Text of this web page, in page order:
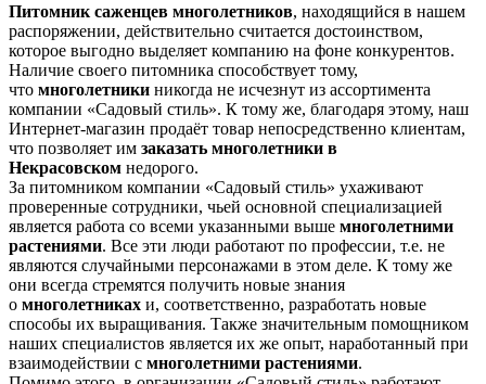
Питомник саженцев многолетников, находящийся в нашем
распоряжении, действительно считается достоинством,
которое выгодно выделяет компанию на фоне конкурентов.
Наличие своего питомника способствует тому,
что многолетники никогда не исчезнут из ассортимента
компании «Садовый стиль». К тому же, благодаря этому, наш
Интернет-магазин продаёт товар непосредственно клиентам,
что позволяет им заказать многолетники в
Некрасовском недорого.
За питомником компании «Садовый стиль» ухаживают
проверенные сотрудники, чьей основной специализацией
является работа со всеми указанными выше многолетними
растениями. Все эти люди работают по профессии, т.е. не
являются случайными персонажами в этом деле. К тому же
они всегда стремятся получить новые знания
о многолетниках и, соответственно, разработать новые
способы их выращивания. Также значительным помощником
наших специалистов является их же опыт, наработанный при
взаимодействии с многолетними растениями.